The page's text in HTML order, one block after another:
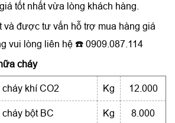
tốt nhất vừa lòng khách hàng.
và được tư vấn hỗ trợ mua hàng giá
vui lòng liên hệ ☎️ 0909.087.114
cháy
khí CO2 Kg 12.000
bột BC Kg 8.000